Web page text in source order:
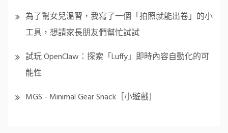
為了幫女兒溫習，我寫了一個「拍照就能出卷」的小
工具，想請家長朋友們幫忙試試
試玩 OpenClaw：探索「Luffy」即時內容自動化的可
能性
MGS - Minimal Gear Snack［小遊戲］